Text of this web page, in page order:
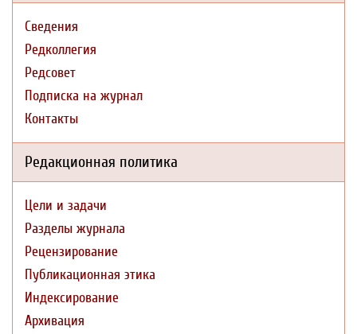
Сведения
Редколлегия
Редсовет
Подписка на журнал
Контакты
Редакционная политика
Цели и задачи
Разделы журнала
Рецензирование
Публикационная этика
Индексирование
Архивация